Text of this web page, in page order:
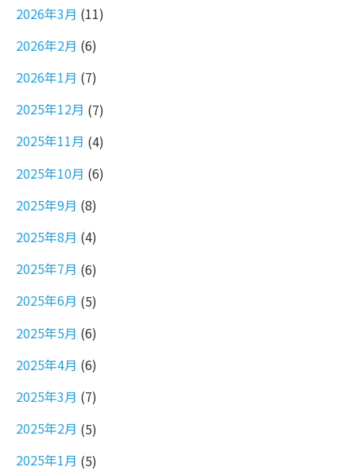
2026年3月 (11)
2026年2月 (6)
2026年1月 (7)
2025年12月 (7)
2025年11月 (4)
2025年10月 (6)
2025年9月 (8)
2025年8月 (4)
2025年7月 (6)
2025年6月 (5)
2025年5月 (6)
2025年4月 (6)
2025年3月 (7)
2025年2月 (5)
2025年1月 (5)